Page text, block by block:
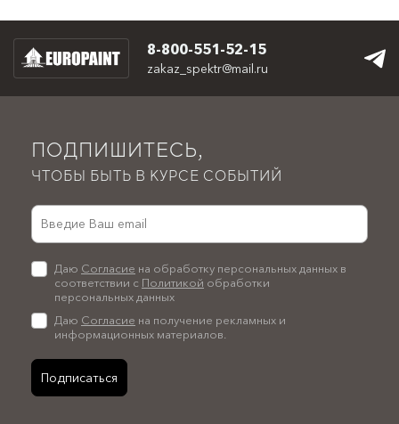
8-800-551-52-15
zakaz_spektr@mail.ru
ПОДПИШИТЕСЬ,
ЧТОБЫ БЫТЬ В КУРСЕ СОБЫТИЙ
Даю Согласие на обработку персональных данных в
соответствии с Политикой обработки
персональных данных
Даю Согласие на получение рекламных и
информационных материалов.
Подписаться